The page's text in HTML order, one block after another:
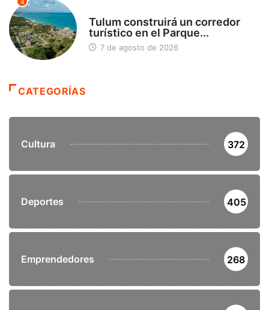
4
Tulum construirá un corredor
turístico en el Parque...
7 de agosto de 2026
CATEGORÍAS
Cultura 372
Deportes 405
Emprendedores 268